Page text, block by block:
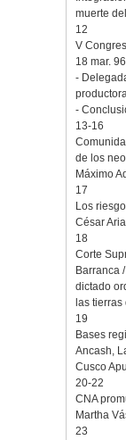
muerte
12
V
18 mar.
-
-
13-16
de los
Máximo
17
Los
César
18
Corte
Barranca
dictado
las
19
Bases
Ancash,
Cusco
20-22
CNA
Martha
23